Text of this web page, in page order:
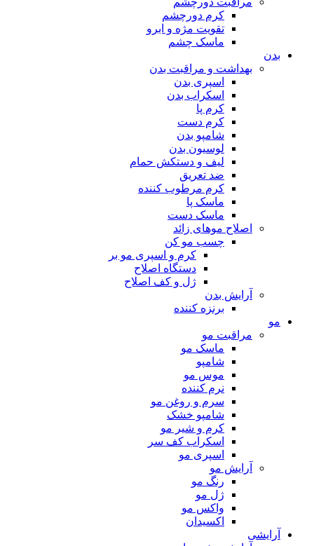
کرم دورچشم
تقویت مژه و ابرو
ماسک چشم
بدن
بهداشت و مراقبت بدن
اسپری بدن
اسکراب بدن
کرم پا
کرم دست
شامپو بدن
لوسیون بدن
لیف و دستکش حمام
ضد تعریق
کرم مرطوب کننده
ماسک پا
ماسک دست
اصلاح موهای زائد
چسب مو کن
کرم و اسپری مو بر
دستگاه اصلاح
ژل و کف اصلاح
آرایش بدن
برنزه کننده
مو
مراقبت مو
ماسک مو
شامپو
موس مو
نرم کننده
سرم و روغن مو
شامپو خشک
کرم و شیر مو
اسکراب کف سر
اسپری مو
آرایش مو
رنگ مو
ژل مو
واکس مو
اکسیدان
آرایشی